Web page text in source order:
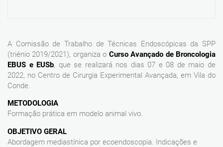
A Comissão de Trabalho de Técnicas Endoscópicas da SPP
(triénio 2019/2021), organiza o Curso Avançado de Broncologia
EBUS e EUSb, que se realizará nos dias 07 e 08 de maio de
2022, no Centro de Cirurgia Experimental Avançada, em Vila do
Conde.
METODOLOGIA
Formação prática em modelo animal vivo.
OBJETIVO GERAL
Abordagem mediastínica por ecoendoscopia. Indicações e